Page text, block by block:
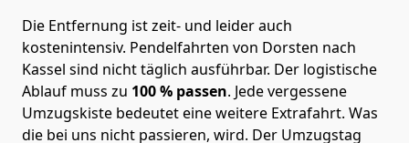
Die Entfernung ist zeit- und leider auch
kostenintensiv. Pendelfahrten von Dorsten nach
Kassel sind nicht täglich ausführbar. Der logistische
Ablauf muss zu 100 % passen. Jede vergessene
Umzugskiste bedeutet eine weitere Extrafahrt. Was
die bei uns nicht passieren, wird. Der Umzugstag